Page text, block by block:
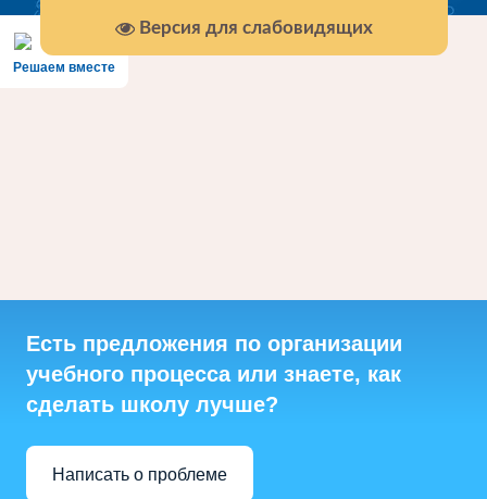
Версия для слабовидящих
Решаем вместе
Есть предложения по организации
учебного процесса или знаете, как
сделать школу лучше?
Написать о проблеме